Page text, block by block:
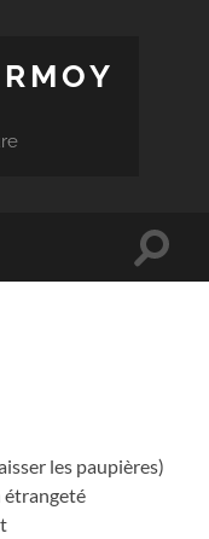
Toggle
les paupières)
étrangeté